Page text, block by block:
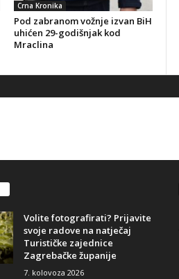
Crna Kronika
Pod zabranom vožnje izvan BiH
uhićen 29-godišnjak kod
Mraclina
Volite fotografirati? Prijavite
svoje radove na natječaj
Turističke zajednice
Zagrebačke županije
7. kolovoza 2026